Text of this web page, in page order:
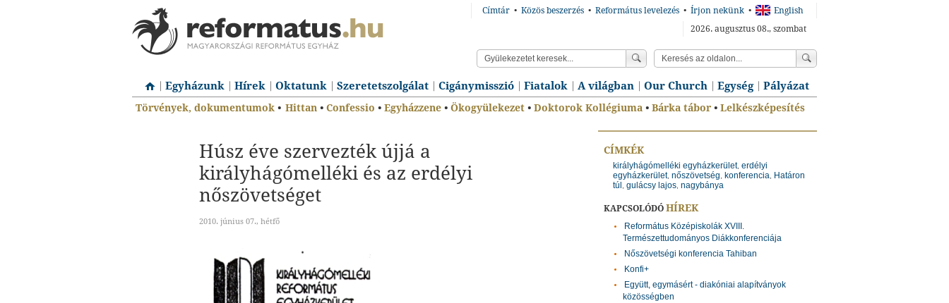
Címtár • Közös beszerzés • Református levelezés • Írjon nekünk •
English
2026. augusztus 08., szombat
Egyházunk Hírek Oktatunk Szeretetszolgálat Cigánymisszió Fiatalok A világban Our Church Egység Pályázat
Törvények, dokumentumok • Hittan • Confessio • Egyházzene • Ökogyülekezet • Doktorok Kollégiuma • Bárka tábor • Lelkészképesítés
Húsz éve szervezték újjá a
királyhágómelléki és az erdélyi
nőszövetséget
2010. június 07., hétfő
CÍMKÉK
királyhágómelléki egyházkerület, erdélyi
egyházkerület, nőszövetség, konferencia, Határon
túl , gulácsy lajos, nagybánya
KAPCSOLÓDÓ HÍREK
Református Középiskolák XVIII.
Természettudományos Diákkonferenciája
Nőszövetségi konferencia Tahiban
Konfi+
Együtt, egymásért - diakóniai alapítványok
közösségben